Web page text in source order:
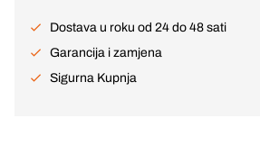
Dostava u roku od 24 do 48 sati
Garancija i zamjena
Sigurna Kupnja